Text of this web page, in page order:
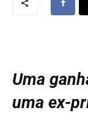
Uma
uma ex-